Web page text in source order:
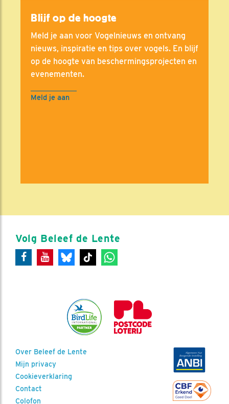
Blijf op de hoogte
Meld je aan voor Vogelnieuws en ontvang
nieuws, inspiratie en tips over vogels. En blijf
op de hoogte van beschermingsprojecten en
evenementen.
Meld je aan
Volg Beleef de Lente
Over Beleef de Lente
Mijn privacy
Cookieverklaring
Contact
Colofon